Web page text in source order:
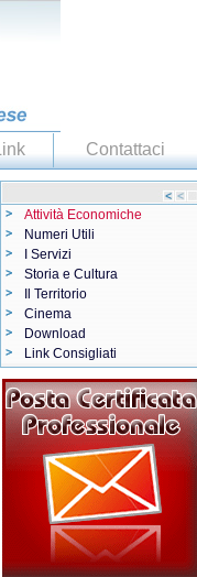
Link Contattaci
Attività Economiche
Numeri Utili
I Servizi
Storia e Cultura
Il Territorio
Cinema
Download
Link Consigliati